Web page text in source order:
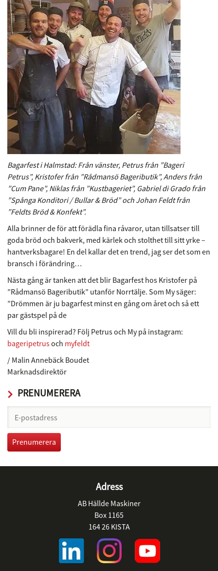
Bagarfest i Halmstad: Från vänster, Petrus från ”Bageri
Petrus”, Kristofer från ”Rådmansö Bageributik”, Anders från
”Cum Pane”, Niklas från ”Kustbageriet”, Gabriel di Grado från
”Spånga Konditori / Bullar & Bröd” och Johan Feldt från
”Feldts Bröd & Konfekt”.
Alla brinner de för att förädla fina råvaror, utan tillsatser till
goda bröd och bakverk, med kärlek och stolthet till sitt yrke –
hantverksbagare! En del kallar det en trend, jag ser det som en
bransch i förändring…
Nästa gång är tanken att det blir Bagarfest hos Kristofer på
”Rådmansö Bageributik” utanför Norrtälje. Som My säger:
”Drömmen är ju bagarfest minst en gång om året och så ett
par gästspel på de
Vill du bli inspirerad? Följ Petrus och My på instagram:
bageripetrusoch myfeldt
/ Malin Annebäck Boudet
Marknadsdirektör
PRENUMERERA
Adress
AB Hällde Maskiner
Box 1165
164 26 KISTA